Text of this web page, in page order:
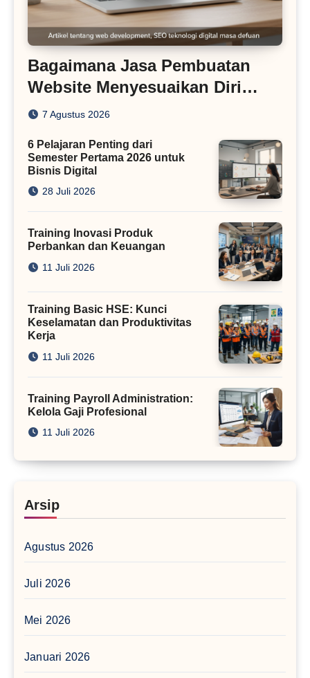
Bagaimana Jasa Pembuatan
Website Menyesuaikan Diri
dengan Algoritma SEO Masa
7 Agustus 2026
6 Pelajaran Penting dari
Semester Pertama 2026 untuk
Bisnis Digital
28 Juli 2026
Training Inovasi Produk
Perbankan dan Keuangan
11 Juli 2026
Training Basic HSE: Kunci
Keselamatan dan Produktivitas
Kerja
11 Juli 2026
Training Payroll Administration:
Kelola Gaji Profesional
11 Juli 2026
Arsip
Agustus 2026
Juli 2026
Mei 2026
Januari 2026